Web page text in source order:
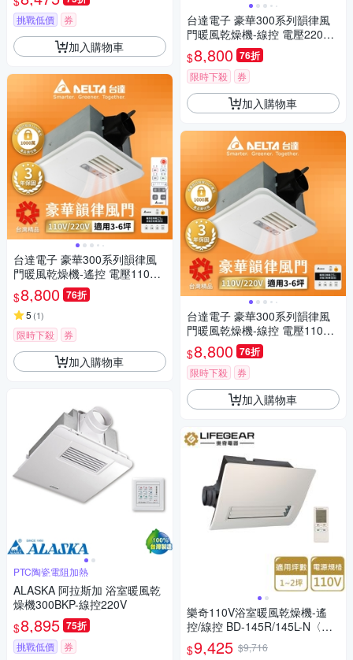
挑戰低價 券
加入購物車
台達電子 豪華300系列韻律風
門暖風乾燥機-遙控 電壓110V/2
20V VHB30ACMRT-A/VHB30B
CMRT-A/VHB30ACMT-AD/VH
B30BCMT-AD
$8,800 76折
5 (1)
限時下殺 券
加入購物車
PTC陶瓷電阻加熱
ALASKA 阿拉斯加 浴室暖風乾
燥機300BKP-線控220V
$8,895 75折
挑戰低價 券
台達電子 豪華300系列韻律風
門暖風乾燥機-線控 電壓220V
(VHB30BCMT-AD)
$8,800 76折
限時下殺 券
加入購物車
台達電子 豪華300系列韻律風
門暖風乾燥機-線控 電壓110V
(VHB30ACMT-AD)
$8,800 76折
限時下殺 券
加入購物車
樂奇110V浴室暖風乾燥機-遙
控/線控 BD-145R/145L-N〈不
含安裝〉
$9,425 $9,716